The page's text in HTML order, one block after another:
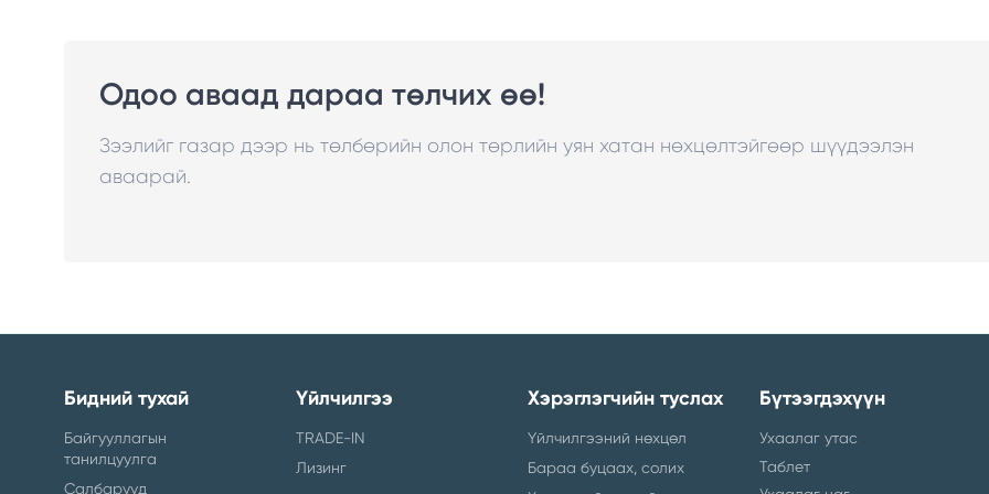
Одоо аваад дараа төлчих өө!
Зээлийг газар дээр нь төлбөрийн олон төрлийн уян хатан нөхцөлтэйгөөр шүүдээлэн
аваарай.
Бидний тухай
Байгууллагын
танилцуулга
Салбарууд
Үйлчилгээ
TRADE-IN
Лизинг
Хэрэглэгчийн туслах
Үйлчилгээний нөхцөл
Бараа буцаах, солих
Бүтээгдэхүүн
Ухаалаг утас
Таблет